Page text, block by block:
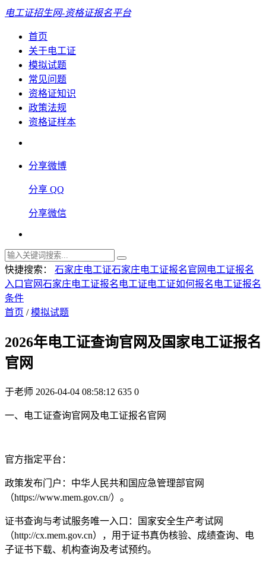
电工证招生网-资格证报名平台
首页
关于电工证
模拟试题
常见问题
资格证知识
政策法规
资格证样本
分享微博
分享 QQ
分享微信
快捷搜索： 石家庄电工证石家庄电工证报名官网 电工证报名
入口官网石家庄电工证报名 电工证电工证如何报名 电工证报名
条件
首页 /模拟试题
2026年电工证查询官网及国家电工证报名
官网
于老师 2026-04-04 08:58:12 635 0
一、电工证查询官网及电工证报名官网
官方指定平台‌：
‌政策发布门户‌：中华人民共和国应急管理部官网
（https://www.mem.gov.cn/）。
‌证书查询与考试服务唯一入口‌：国家安全生产考试网
（http://cx.mem.gov.cn），用于证书真伪核验、成绩查询、电
子证书下载、机构查询及考试预约。